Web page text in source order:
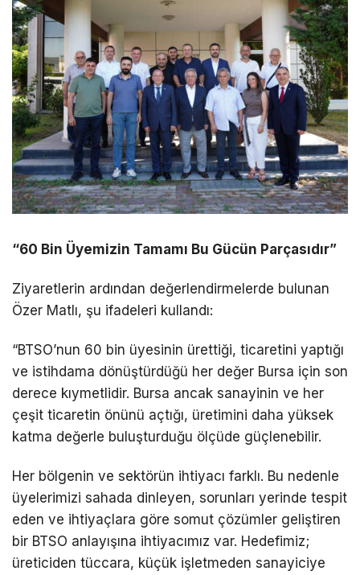
“60 Bin Üyemizin Tamamı Bu Gücün Parçasıdır”
Ziyaretlerin ardından değerlendirmelerde bulunan
Özer Matlı, şu ifadeleri kullandı:
“BTSO’nun 60 bin üyesinin ürettiği, ticaretini yaptığı
ve istihdama dönüştürdüğü her değer Bursa için son
derece kıymetlidir. Bursa ancak sanayinin ve her
çeşit ticaretin önünü açtığı, üretimini daha yüksek
katma değerle buluşturduğu ölçüde güçlenebilir.
Her bölgenin ve sektörün ihtiyacı farklı. Bu nedenle
üyelerimizi sahada dinleyen, sorunları yerinde tespit
eden ve ihtiyaçlara göre somut çözümler geliştiren
bir BTSO anlayışına ihtiyacımız var. Hedefimiz;
üreticiden tüccara, küçük işletmeden sanayiciye